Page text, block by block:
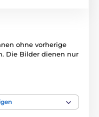
ohne vorherige
Die Bilder dienen nur
eingeteilt